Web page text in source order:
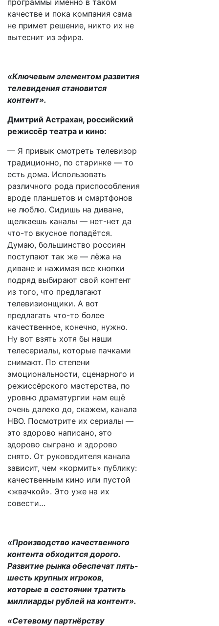
программы именно в таком
качестве и пока компания сама
не примет решение, никто их не
вытеснит из эфира.
«Ключевым элементом развития
телевидения становится
контент».
Дмитрий Астрахан, российский
режиссёр театра и кино:
— Я привык смотреть телевизор
традиционно, по старинке — то
есть дома. Использовать
различного рода приспособления
вроде планшетов и смартфонов
не люблю. Сидишь на диване,
щелкаешь каналы — нет-нет да
что-то вкусное попадётся.
Думаю, большинство россиян
поступают так же — лёжа на
диване и нажимая все кнопки
подряд выбирают свой контент
из того, что предлагают
телевизионщики. А вот
предлагать что-то более
качественное, конечно, нужно.
Ну вот взять хотя бы наши
телесериалы, которые пачками
снимают. По степени
эмоциональности, сценарного и
режиссёрского мастерства, по
уровню драматургии нам ещё
очень далеко до, скажем, канала
HBO. Посмотрите их сериалы —
это здорово написано, это
здорово сыграно и здорово
снято. От руководителя канала
зависит, чем «кормить» публику:
качественным кино или пустой
«жвачкой». Это уже на их
совести…
«Производство качественного
контента обходится дорого.
Развитие рынка обеспечат пять-
шесть крупных игроков,
которые в состоянии тратить
миллиарды рублей на контент».
«Сетевому партнёрству